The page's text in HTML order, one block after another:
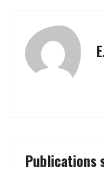
Publications